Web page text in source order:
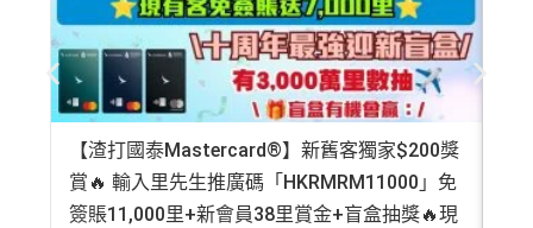
【渣打國泰Mastercard®】新舊客獨家$200獎
賞🔥 輸入里先生推廣碼「HKRMRM11000」免
簽賬11,000里+新會員38里賞金+盲盒抽獎🔥現